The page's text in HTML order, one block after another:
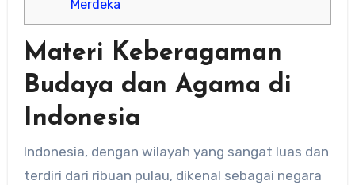
Merdeka
Materi Keberagaman
Budaya dan Agama di
Indonesia
Indonesia, dengan wilayah yang sangat luas dan
terdiri dari ribuan pulau, dikenal sebagai negara